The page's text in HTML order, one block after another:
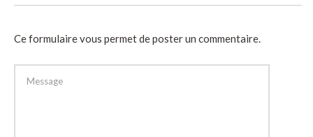
Ce formulaire vous permet de poster un commentaire.